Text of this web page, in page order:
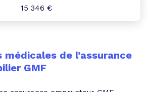
15 346 €
de l’assurance
GMF